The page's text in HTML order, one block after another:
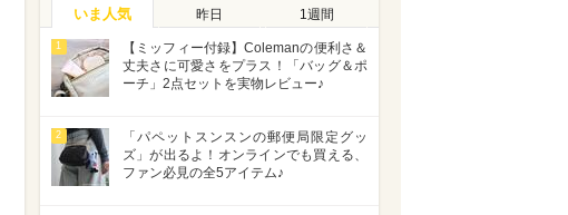
いま人気 昨日 1週間
1
【ミッフィー付録】Colemanの便利さ＆
丈夫さに可愛さをプラス！「バッグ＆ポ
ーチ」2点セットを実物レビュー♪
2
「パペットスンスンの郵便局限定グッ
ズ」が出るよ！オンラインでも買える、
ファン必見の全5アイテム♪